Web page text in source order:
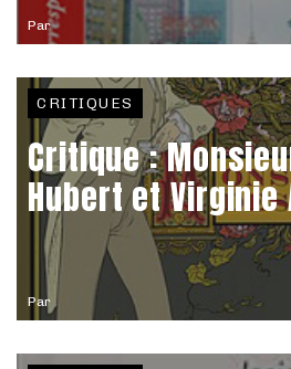
Par
Par
CRITIQUES
Critique :
Hubert et